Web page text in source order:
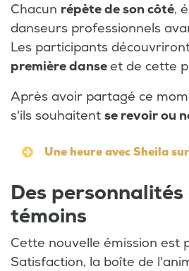
Chacun répète de son côté,
danseurs professionnels
Les participants
première danseet de cette
Après avoir partagé ce
s'ils souhaitent se revoir ou
Une heure avec Sheila
Des personnalités
témoins
Cette nouvelle émission est
Satisfaction, la boîte de